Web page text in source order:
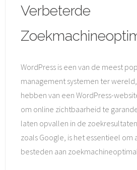
Verbeterde
WordPress is een van de meest
management systemen ter
hebben van een WordPress-
om online zichtbaarheid te
laten opvallen in de
zoals Google, is het essentieel om
besteden aan